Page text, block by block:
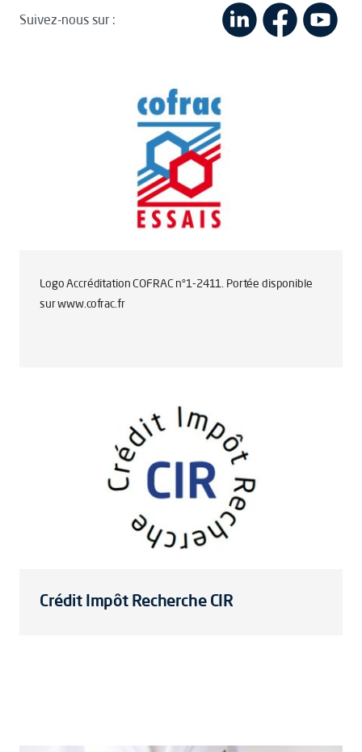
Suivez-nous sur :
Logo Accréditation COFRAC n°1-2411. Portée disponible
sur www.cofrac.fr
Crédit Impôt Recherche CIR